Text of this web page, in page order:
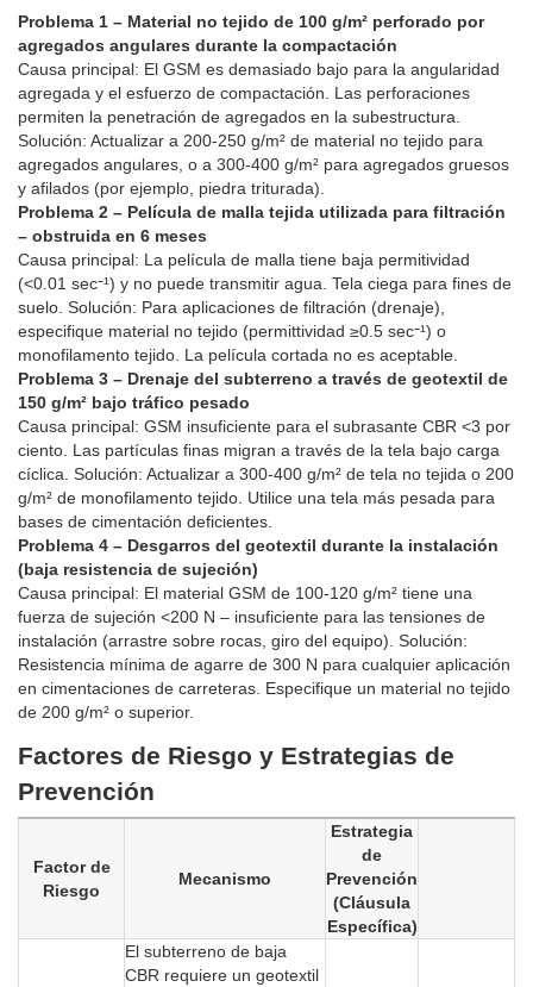
Problema 1 – Material no tejido de 100 g/m² perforado por
agregados angulares durante la compactación
Causa principal: El GSM es demasiado bajo para la angularidad
agregada y el esfuerzo de compactación. Las perforaciones
permiten la penetración de agregados en la subestructura.
Solución: Actualizar a 200-250 g/m² de material no tejido para
agregados angulares, o a 300-400 g/m² para agregados gruesos
y afilados (por ejemplo, piedra triturada).
Problema 2 – Película de malla tejida utilizada para filtración
– obstruida en 6 meses
Causa principal: La película de malla tiene baja permitividad
(<0.01 sec⁻¹) y no puede transmitir agua. Tela ciega para fines de
suelo. Solución: Para aplicaciones de filtración (drenaje),
especifique material no tejido (permittividad ≥0.5 sec⁻¹) o
monofilamento tejido. La película cortada no es aceptable.
Problema 3 – Drenaje del subterreno a través de geotextil de
150 g/m² bajo tráfico pesado
Causa principal: GSM insuficiente para el subrasante CBR <3 por
ciento. Las partículas finas migran a través de la tela bajo carga
cíclica. Solución: Actualizar a 300-400 g/m² de tela no tejida o 200
g/m² de monofilamento tejido. Utilice una tela más pesada para
bases de cimentación deficientes.
Problema 4 – Desgarros del geotextil durante la instalación
(baja resistencia de sujeción)
Causa principal: El material GSM de 100-120 g/m² tiene una
fuerza de sujeción <200 N – insuficiente para las tensiones de
instalación (arrastre sobre rocas, giro del equipo). Solución:
Resistencia mínima de agarre de 300 N para cualquier aplicación
en cimentaciones de carreteras. Especifique un material no tejido
de 200 g/m² o superior.
Factores de Riesgo y Estrategias de
Prevención
Factor de
Riesgo
Mecanismo
Estrategia
de
Prevención
(Cláusula
Específica)
El subterreno de baja
CBR requiere un geotextil